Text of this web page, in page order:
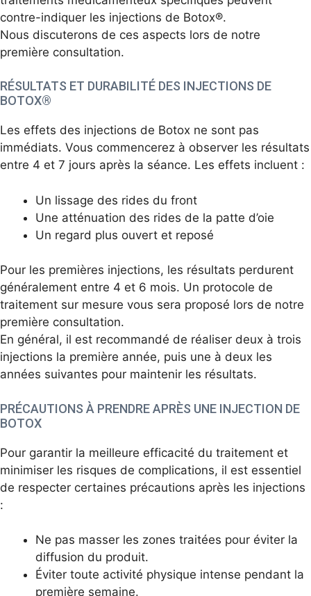
contre-indiquer les injections de Botox®.
Nous discuterons de ces aspects lors de notre
première consultation.
RÉSULTATS ET DURABILITÉ DES INJECTIONS DE
BOTOX®
Les effets des injections de Botox ne sont pas
immédiats. Vous commencerez à observer les résultats
entre 4 et 7 jours après la séance. Les effets incluent :
Un lissage des rides du front
Une atténuation des rides de la patte d’oie
Un regard plus ouvert et reposé
Pour les premières injections, les résultats perdurent
généralement entre 4 et 6 mois. Un protocole de
traitement sur mesure vous sera proposé lors de notre
première consultation.
En général, il est recommandé de réaliser deux à trois
injections la première année, puis une à deux les
années suivantes pour maintenir les résultats.
PRÉCAUTIONS À PRENDRE APRÈS UNE INJECTION DE
BOTOX
Pour garantir la meilleure efficacité du traitement et
minimiser les risques de complications, il est essentiel
de respecter certaines précautions après les injections
:
Ne pas masser les zones traitées pour éviter la
diffusion du produit.
Éviter toute activité physique intense pendant la
première semaine.